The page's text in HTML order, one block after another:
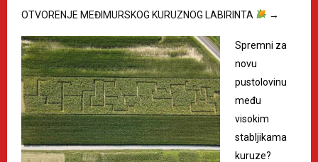
OTVORENJE MEĐIMURSKOG KURUZNOG LABIRINTA →
Spremni za
novu
pustolovinu
među
visokim
stabljikama
kuruze?